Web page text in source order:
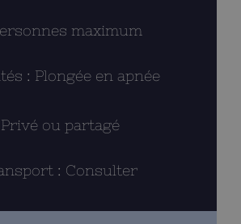
maximum
: Plongée en apnée
Privé ou partagé
: Consulter